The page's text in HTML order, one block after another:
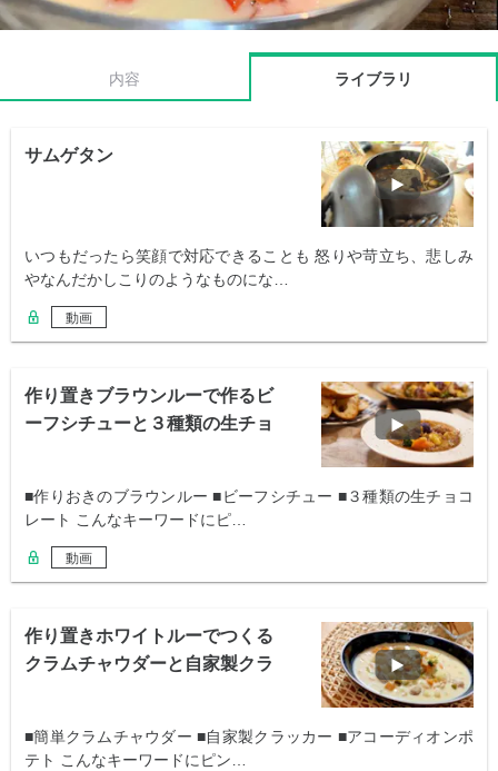
内容 ライブラリ
サムゲタン
いつもだったら笑顔で対応できることも 怒りや苛立ち、悲しみ
やなんだかしこりのようなものにな…
動画
作り置きブラウンルーで作るビ
ーフシチューと３種類の生チョ
■作りおきのブラウンルー ■ビーフシチュー ■３種類の生チョコ
レート こんなキーワードにピ…
動画
作り置きホワイトルーでつくる
クラムチャウダーと自家製クラ
■簡単クラムチャウダー ■自家製クラッカー ■アコーディオンポ
テト こんなキーワードにピン…